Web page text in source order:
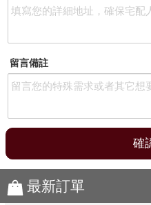
留言備註
最新訂單
孫*[0918****2182]